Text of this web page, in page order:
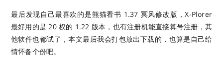
最后发现自己最喜欢的是熊猫看书 1.37 冥风修改版，X-Plorer
最好用的是 20 权的 1.22 版本，也有注册机能直接算号注册，其
他软件也都试了，本文最后我会打包放出下载的，也算是自己给
情怀备个份吧。